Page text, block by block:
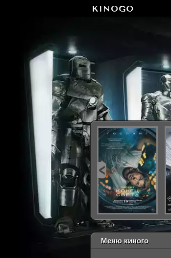
Меню киного